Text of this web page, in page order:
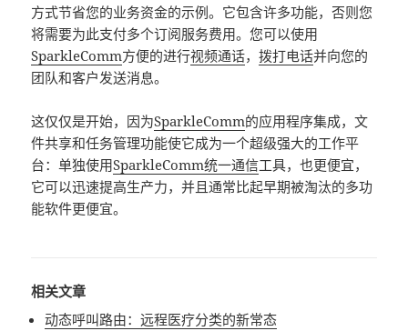
方式节省您的业务资金的示例。它包含许多功能，否则您
将需要为此支付多个订阅服务费用。您可以使用
SparkleComm方便的进行视频通话，拨打电话并向您的
团队和客户发送消息。
这仅仅是开始，因为SparkleComm的应用程序集成，文
件共享和任务管理功能使它成为一个超级强大的工作平
台：单独使用SparkleComm统一通信工具，也更便宜，
它可以迅速提高生产力，并且通常比起早期被淘汰的多功
能软件更便宜。
相关文章
动态呼叫路由：远程医疗分类的新常态